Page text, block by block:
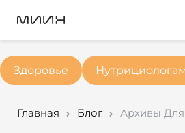
Здоровье Нутрициологам
Главная Блог Архивы